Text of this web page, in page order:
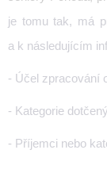
je tomu tak, má
a k následujícím
- Účel zpracování
- Kategorie
- Příjemci nebo